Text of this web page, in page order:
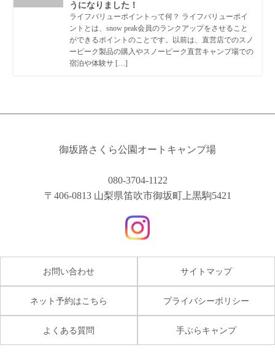
うになりました！
ライフバリューポイントって何？ ライフバリューポイ
ントとは、snow peak会員のランクアップをさせること
ができるポイントのことです。以前は、直営店でのスノ
ーピーク製品の購入やスノーピーク直営キャンプ場での
宿泊や体験サ […]
御坂路さくら公園オートキャンプ場
080-3704-1122
〒406-0813 山梨県笛吹市御坂町上黒駒5421
お問い合わせ サイトマップ
ネット予約はこちら プライバシーポリシー
よくある質問 手ぶらキャンプ